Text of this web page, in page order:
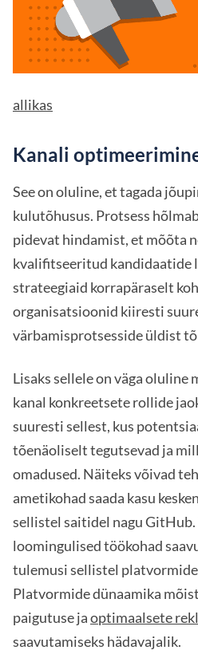
allikas
Kanali
See on oluline, et tagada
kulutõhusus. Protsess
pidevat hindamist, et mõõta
kvalifitseeritud kandidaatide
strateegiaid korrapäraselt
organisatsioonid kiiresti
värbamisprotsesside üldist
Lisaks sellele on väga oluline
kanal konkreetsete rollide
suuresti sellest, kus
tõenäoliselt tegutsevad ja
omadused. Näiteks võivad
ametikohad saada kasu
sellistel saitidel nagu GitHub.
loomingulised töökohad
tulemusi sellistel
Platvormide dünaamika
paigutuse jaoptimaalsete
saavutamiseks hädavajalik.